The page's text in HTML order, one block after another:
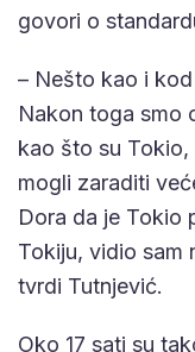
govori o
– Nešto kao i
Nakon toga smo
kao što su Tokio,
mogli zaraditi
Dora da je Tokio
Tokiju, vidio sam
tvrdi Tutnjević.
Oko 17 sati su